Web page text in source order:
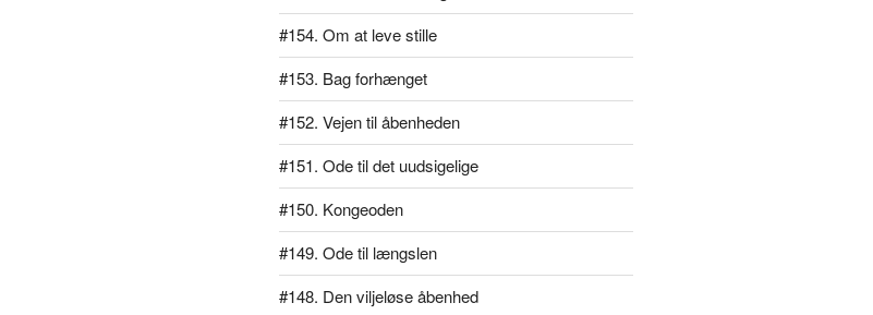
#154. Om at leve stille
#153. Bag forhænget
#152. Vejen til åbenheden
#151. Ode til det uudsigelige
#150. Kongeoden
#149. Ode til længslen
#148. Den viljeløse åbenhed